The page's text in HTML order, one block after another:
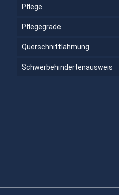
Pflege
Pflegegrade
Querschnittlähmung
Schwerbehindertenausweis